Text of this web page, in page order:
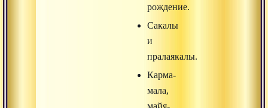
рождение.
Сакалы
и
пралаякалы.
Карма-
мала,
майя-